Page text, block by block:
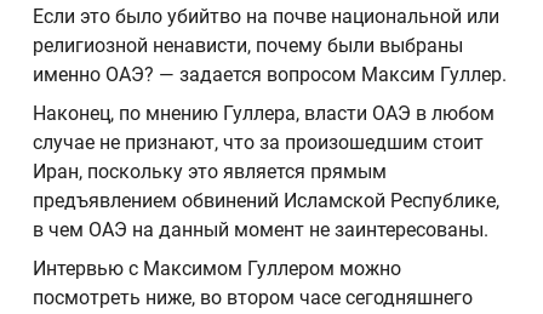
Если это было убийтво на почве национальной или
религиозной ненависти, почему были выбраны
именно ОАЭ? — задается вопросом Максим Гуллер.
Наконец, по мнению Гуллера, власти ОАЭ в любом
случае не признают, что за произошедшим стоит
Иран, поскольку это является прямым
предъявлением обвинений Исламской Республике,
в чем ОАЭ на данный момент не заинтересованы.
Интервью с Максимом Гуллером можно
посмотреть ниже, во втором часе сегодняшнего